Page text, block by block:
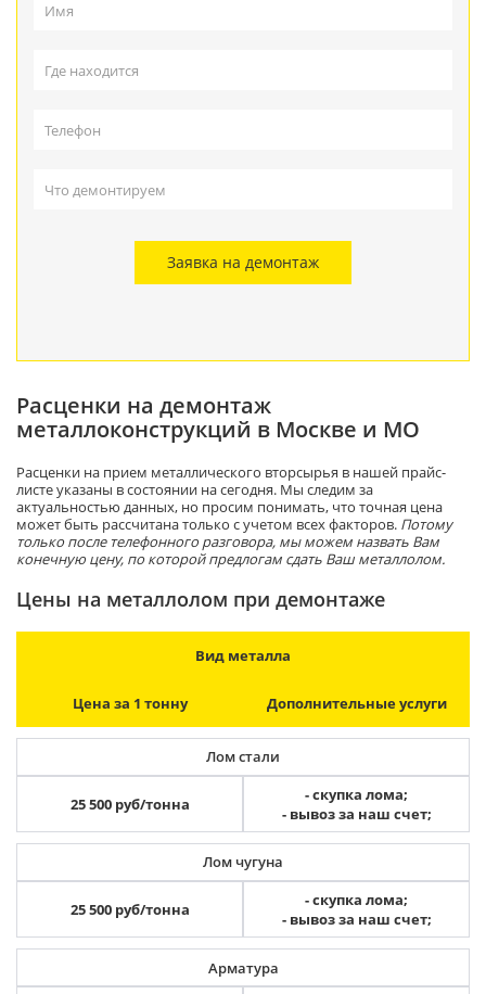
Заявка на демонтаж
Расценки на демонтаж
металлоконструкций в Москве и МО
Расценки на прием металлического вторсырья в нашей прайс-
листе указаны в состоянии на сегодня. Мы следим за
актуальностью данных, но просим понимать, что точная цена
может быть рассчитана только с учетом всех факторов. Потому
только после телефонного разговора, мы можем назвать Вам
конечную цену, по которой предлогам сдать Ваш металлолом.
Цены на металлолом при демонтаже
Вид металла
Цена за 1 тонну Дополнительные услуги
Лом стали
25 500 руб/тонна
- скупка лома;
- вывоз за наш счет;
Лом чугуна
25 500 руб/тонна
- скупка лома;
- вывоз за наш счет;
Арматура